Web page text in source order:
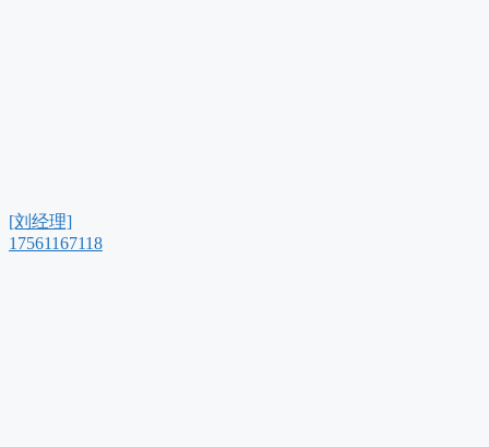
[刘经理]
17561167118